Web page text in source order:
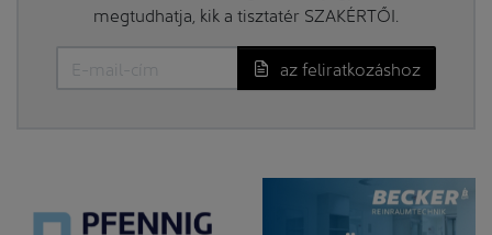
megtudhatja, kik a tisztatér SZAKÉRTŐI.
az feliratkozáshoz